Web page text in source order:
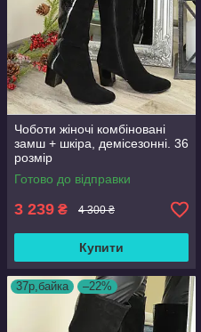
Чоботи жіночі комбіновані
замш + шкіра, демісезонні. 36
розмір
Готово до відправки
3 239 ₴ 4 300 ₴
Купити
37р,байка –22%